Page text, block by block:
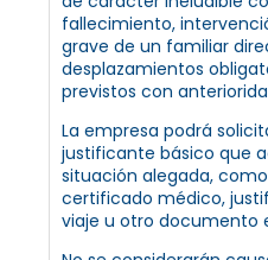
fallecimiento,
grave de un familiar
desplazamientos
previstos con
La empresa podrá
justificante básico que
situación alegada,
certificado médico,
viaje u otro documento